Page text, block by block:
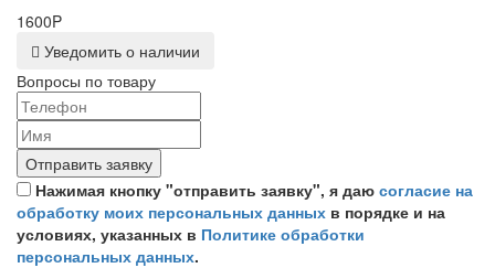
1600P
Уведомить о наличии
Вопросы по товару
Отправить заявку
Нажимая кнопку "отправить заявку", я даю согласие на
обработку моих персональных данных в порядке и на
условиях, указанных в Политике обработки
персональных данных.